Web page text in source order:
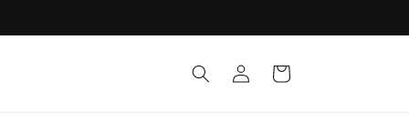
ConnexionPanier